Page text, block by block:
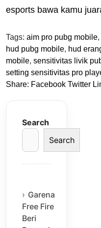
esports bawa kamu
Tags: aim pro pubg mobile,
hud pubg mobile, hud
mobile, sensitivitas livik
setting sensitivitas pro
Share: Facebook Twitter
Search
Search
Garena
Free Fire
Beri